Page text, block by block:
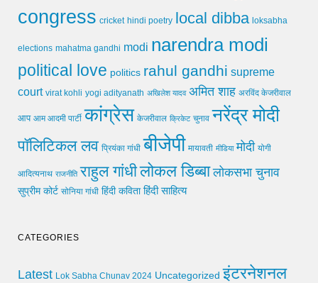
congress cricket hindi poetry local dibba loksabha
elections mahatma gandhi modi narendra modi
political love politics rahul gandhi supreme
court virat kohli yogi adityanath अखिलेश यादव अमित शाह अरविंद केजरीवाल
आप आम आदमी पार्टी कांग्रेस केजरीवाल क्रिकेट चुनाव नरेंद्र मोदी
पॉलिटिकल लव प्रियंका गांधी बीजेपी मायावती मीडिया मोदी योगी
आदित्यनाथ राजनीति राहुल गांधीलोकल डिब्बा लोकसभा चुनाव
सुप्रीम कोर्ट सोनिया गांधी हिंदी कविता हिंदी साहित्य
CATEGORIES
Latest Lok Sabha Chunav 2024 Uncategorized इंटरनेशनल